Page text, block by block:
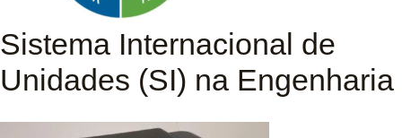
Sistema Internacional de
Unidades (SI) na Engenharia